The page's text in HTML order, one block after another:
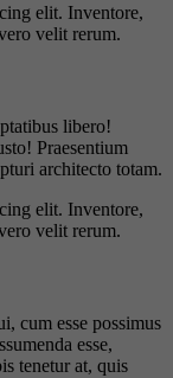
elit. Inventore,
velit rerum.
libero!
Praesentium
architecto totam.
elit. Inventore,
velit rerum.
cum esse possimus
esse,
tenetur at, quis